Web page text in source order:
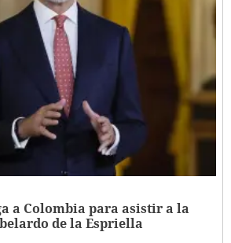
a Colombia para asistir a la
de la Espriella